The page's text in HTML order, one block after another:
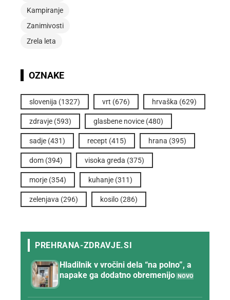
Kampiranje
Zanimivosti
Zrela leta
OZNAKE
slovenija (1327) vrt (676) hrvaška (629)
zdravje (593) glasbene novice (480)
sadje (431) recept (415) hrana (395)
dom (394) visoka greda (375)
morje (354) kuhanje (311)
zelenjava (296) kosilo (286)
Hladilnik v vročini dela “na polno”, a
napake ga dodatno obremenijo